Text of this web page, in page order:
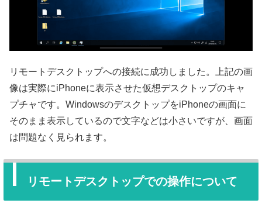
リモートデスクトップへの接続に成功しました。上記の画
像は実際にiPhoneに表示させた仮想デスクトップのキャ
プチャです。WindowsのデスクトップをiPhoneの画面に
そのまま表示しているので文字などは小さいですが、画面
は問題なく見られます。
リモートデスクトップでの操作について